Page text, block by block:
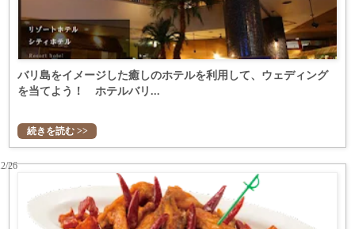
バリ島をイメージした癒しのホテルを利用して、ウェディング
を当てよう！ ホテルバリ...
続きを読む >>
26